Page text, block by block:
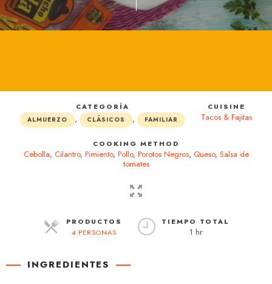
CATEGORÍA
ALMUERZO , CLÁSICOS , FAMILIAR
CUISINE
Tacos & Fajitas
COOKING METHOD
Cebolla, Cilantro, Pimiento, Pollo, Porotos Negros, Queso, Salsa de
tomates
PRODUCTOS
4 PERSONAS
TIEMPO TOTAL
1 hr
INGREDIENTES